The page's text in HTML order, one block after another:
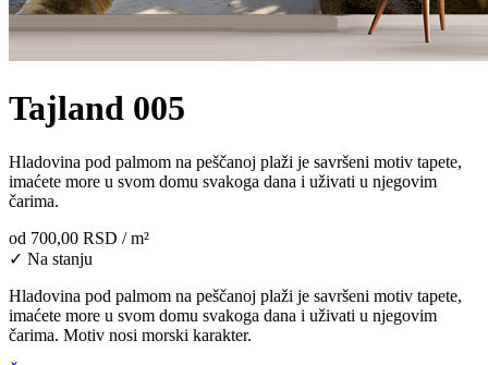
Tajland 005
Hladovina pod palmom na peščanoj plaži je savršeni motiv tapete,
imaćete more u svom domu svakoga dana i uživati u njegovim
čarima.
od 700,00 RSD / m²
✓ Na stanju
Hladovina pod palmom na peščanoj plaži je savršeni motiv tapete,
imaćete more u svom domu svakoga dana i uživati u njegovim
čarima. Motiv nosi morski karakter.